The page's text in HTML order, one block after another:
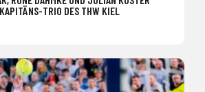
TRIO DES THW KIEL